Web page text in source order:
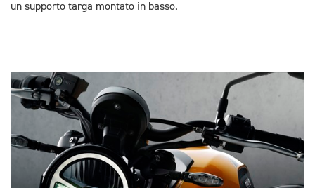
un supporto targa montato in basso.